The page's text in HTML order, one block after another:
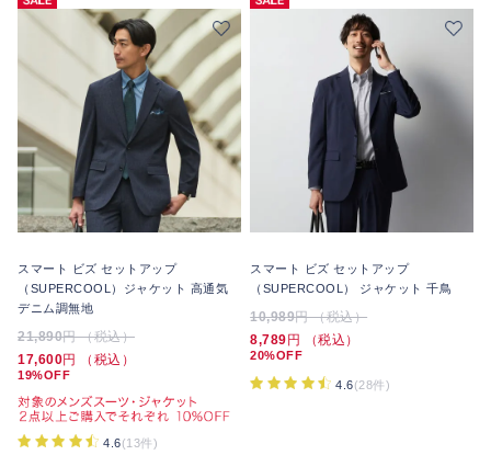
スマート ビズ セットアップ
（SUPERCOOL）ジャケット 高通気
デニム調無地
21,890円 （税込）
17,600円 （税込）
19%OFF
4.6(13件)
スマート ビズ セットアップ
（SUPERCOOL） ジャケット 千鳥
10,989円 （税込）
8,789 円 （税込）
20%OFF
4.6(28件)